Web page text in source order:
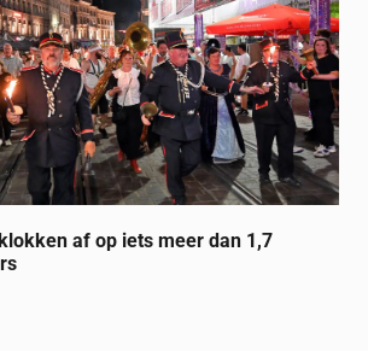
af op iets meer dan 1,7